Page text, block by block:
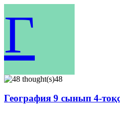
Г
48
География 9 сынып 4-